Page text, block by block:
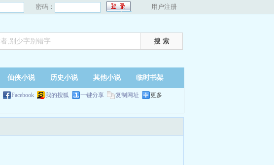
密码： 用户注册
仙侠小说 历史小说 其他小说 临时书架
Facebook 我的搜狐 一键分享 复制网址 更多